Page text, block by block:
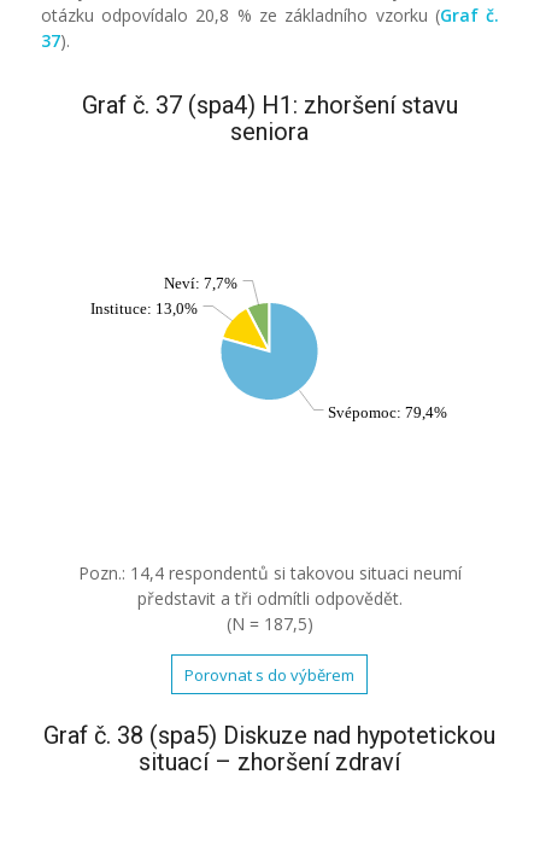
otázku odpovídalo 20,8 % ze základního vzorku (Graf č.
37).
Graf č. 37 (spa4) H1: zhoršení stavu
seniora
Svépomoc: 79,4%
Instituce: 13,0%
Neví: 7,7%
Pozn.: 14,4 respondentů si takovou situaci neumí
představit a tři odmítli odpovědět.
(N = 187,5)
Porovnat s do výběrem
Graf č. 38 (spa5) Diskuze nad hypotetickou
situací – zhoršení zdraví